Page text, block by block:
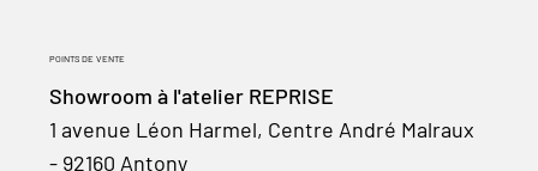
POINTS DE VENTE
Showroom à l'atelier REPRISE
1 avenue Léon Harmel, Centre André Malraux
- 92160 Antony